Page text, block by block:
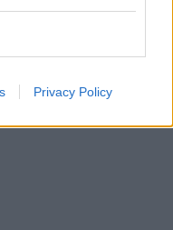
Privacy Policy